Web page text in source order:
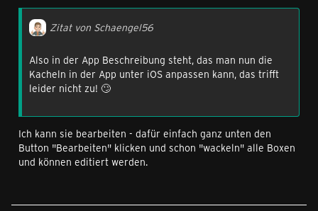
Zitat von Schaengel56
Also in der App Beschreibung steht, das man nun die
Kacheln in der App unter iOS anpassen kann, das trifft
leider nicht zu! 🙄
Ich kann sie bearbeiten - dafür einfach ganz unten den
Button "Bearbeiten" klicken und schon "wackeln" alle Boxen
und können editiert werden.